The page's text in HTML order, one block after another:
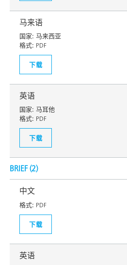
马来语
国家: 马来西亚
格式: PDF
下载
英语
国家: 马耳他
格式: PDF
下载
BRIEF (2)
中文
格式: PDF
下载
英语